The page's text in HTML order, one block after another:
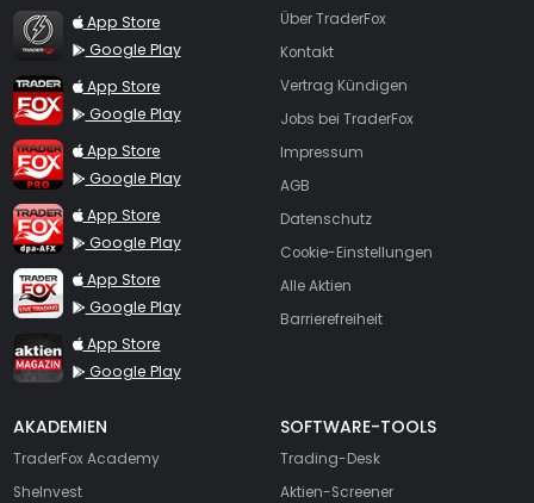
TraderFox Flash
App Store
Google Play
TraderFox App
App Store
Google Play
TraderFox Pro
App Store
Google Play
TraderFox dpa-AFX ProFeed
App Store
Google Play
TraderFox Live Trading
App Store
Google Play
TraderFox aktien Magazin
App Store
Google Play
Über TraderFox
Kontakt
Vertrag Kündigen
Jobs bei TraderFox
Impressum
AGB
Datenschutz
Cookie-Einstellungen
Alle Aktien
Barrierefreiheit
AKADEMIEN
TraderFox Academy
SheInvest
SOFTWARE-TOOLS
Trading-Desk
Aktien-Screener